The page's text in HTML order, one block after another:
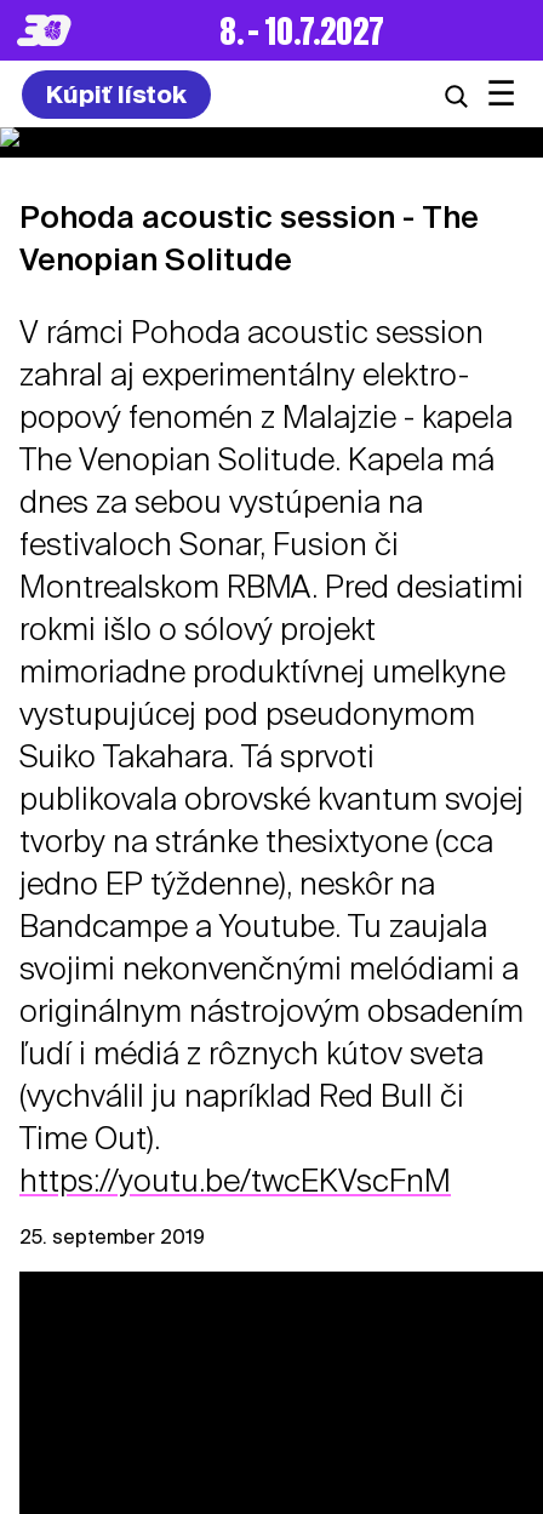
8. – 10.7.2027
Kúpiť lístok ☰
Pohoda acoustic session - The
Venopian Solitude
V rámci Pohoda acoustic session
zahral aj experimentálny elektro-
popový fenomén z Malajzie - kapela
The Venopian Solitude. Kapela má
dnes za sebou vystúpenia na
festivaloch Sonar, Fusion či
Montrealskom RBMA. Pred desiatimi
rokmi išlo o sólový projekt
mimoriadne produktívnej umelkyne
vystupujúcej pod pseudonymom
Suiko Takahara. Tá sprvoti
publikovala obrovské kvantum svojej
tvorby na stránke thesixtyone (cca
jedno EP týždenne), neskôr na
Bandcampe a Youtube. Tu zaujala
svojimi nekonvenčnými melódiami a
originálnym nástrojovým obsadením
ľudí i médiá z rôznych kútov sveta
(vychválil ju napríklad Red Bull či
Time Out).
https://youtu.be/twcEKVscFnM
25. september 2019